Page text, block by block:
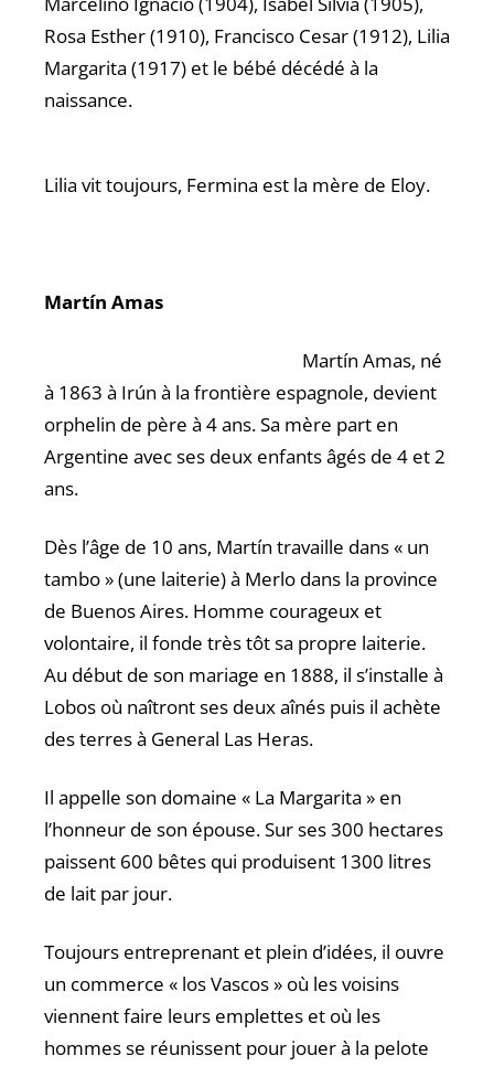
Rosa Esther (1910), Francisco Cesar (1912), Lilia
Margarita (1917) et le bébé décédé à la
naissance.
Lilia vit toujours, Fermina est la mère de Eloy.
Martín Amas
Martín Amas, né
à 1863 à Irún à la frontière espagnole, devient
orphelin de père à 4 ans. Sa mère part en
Argentine avec ses deux enfants âgés de 4 et 2
ans.
Dès l’âge de 10 ans, Martín travaille dans « un
tambo » (une laiterie) à Merlo dans la province
de Buenos Aires. Homme courageux et
volontaire, il fonde très tôt sa propre laiterie.
Au début de son mariage en 1888, il s’installe à
Lobos où naîtront ses deux aînés puis il achète
des terres à General Las Heras.
Il appelle son domaine « La Margarita » en
l’honneur de son épouse. Sur ses 300 hectares
paissent 600 bêtes qui produisent 1300 litres
de lait par jour.
Toujours entreprenant et plein d’idées, il ouvre
un commerce « los Vascos » où les voisins
viennent faire leurs emplettes et où les
hommes se réunissent pour jouer à la pelote